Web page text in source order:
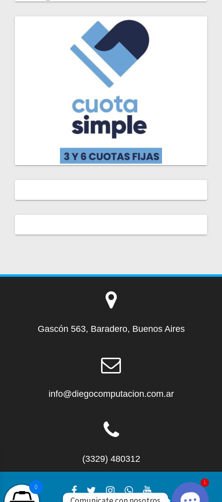
Gascón 563, Baradero, Buenos Aires
info@diegocomputacion.com.ar
(3329) 480312
0
1